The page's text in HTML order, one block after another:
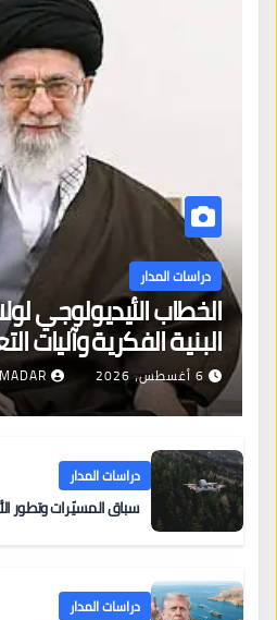
دراسات المدار
الخطاب الأيديولوجي
البنية الفكرية وآليات
6 أغسطس، 2026
دراسات المدار
سباق المسيّرات وتطور
دراسات المدار